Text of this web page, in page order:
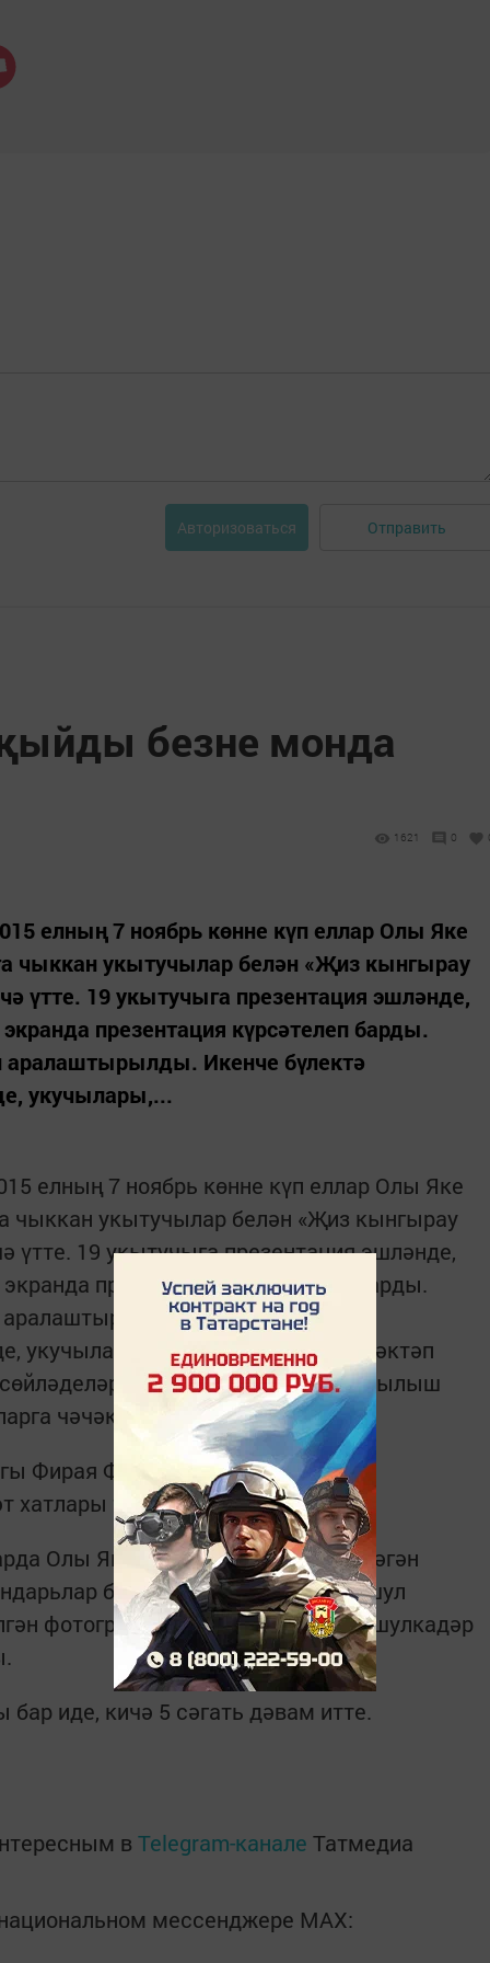
Авторизоваться Отправить
безне монда
1621 0
елның 7 ноябрь көнне күп еллар Олы Яке
чыккан укытучылар белән «Җиз кынгырау
үтте. 19 укытучыга презентация эшләнде,
презентация күрсәтелеп барды.
Икенче бүлектә
укучылары,...
елның 7 ноябрь көнне күп еллар Олы Яке
чыккан укытучылар белән «Җиз кынгырау
үтте. 19 укытучыга презентация эшләнде,
презентация күрсәтелеп барды.
Икенче бүлектә
укучылары, балалары котлады, мәктәп
Төрле еллардагы чыгарылыш
чәчәкләр бүләк иттеләр.
Фирая Фәйзуллина бүләк, мәктәп
хатлары тапшырды.
Олы Яке мәктәбендә бергә эшләгән
бүләк итте, Календарьда шул
фотографияләр (укытучыларга шулкадәр
иде, кичә 5 сәгать дәвам итте.
в Telegram-канале Татмедиа
мессенджере MАХ: